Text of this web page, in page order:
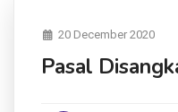
20 December 2020
Pasal